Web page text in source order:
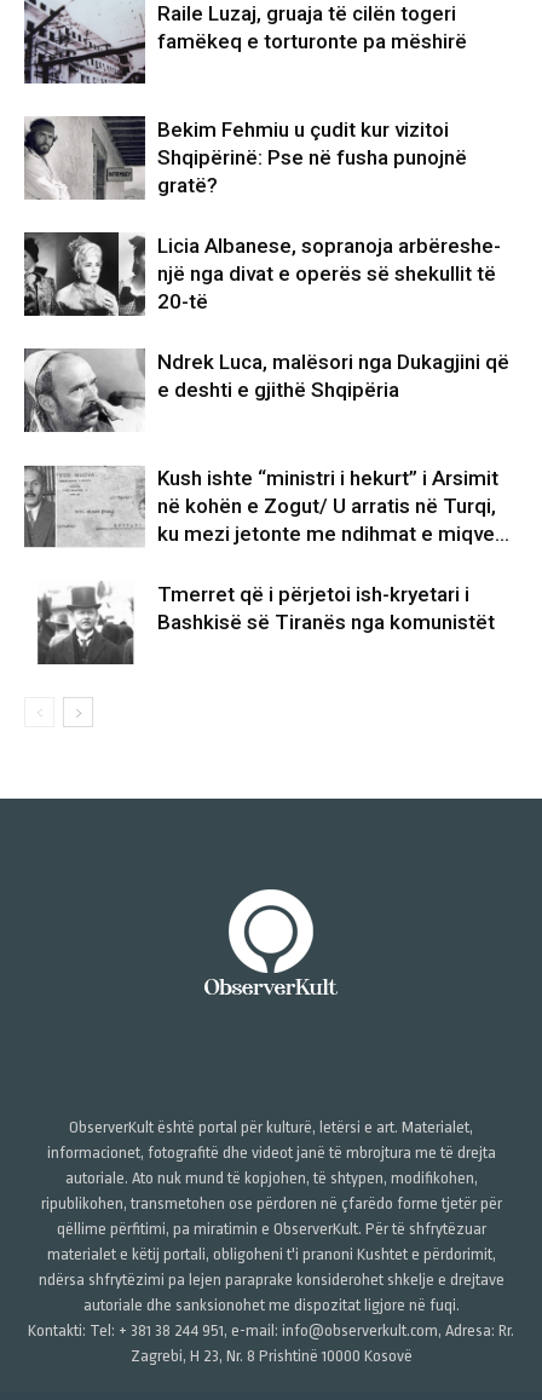
Raile Luzaj, gruaja të cilën togeri
famëkeq e torturonte pa mëshirë
Bekim Fehmiu u çudit kur vizitoi
Shqipërinë: Pse në fusha punojnë
gratë?
Licia Albanese, sopranoja arbëreshe-
një nga divat e operës së shekullit të
20-të
Ndrek Luca, malësori nga Dukagjini që
e deshti e gjithë Shqipëria
Kush ishte “ministri i hekurt” i Arsimit
në kohën e Zogut/ U arratis në Turqi,
ku mezi jetonte me ndihmat e miqve…
Tmerret që i përjetoi ish-kryetari i
Bashkisë së Tiranës nga komunistët
ObserverKult është portal për kulturë, letërsi e art. Materialet,
informacionet, fotografitë dhe videot janë të mbrojtura me të drejta
autoriale. Ato nuk mund të kopjohen, të shtypen, modifikohen,
ripublikohen, transmetohen ose përdoren në çfarëdo forme tjetër për
qëllime përfitimi, pa miratimin e ObserverKult. Për të shfrytëzuar
materialet e këtij portali, obligoheni t'i pranoni Kushtet e përdorimit,
ndërsa shfrytëzimi pa lejen paraprake konsiderohet shkelje e drejtave
autoriale dhe sanksionohet me dispozitat ligjore në fuqi.
Kontakti: Tel: + 381 38 244 951, e-mail: info@observerkult.com, Adresa: Rr.
Zagrebi, H 23, Nr. 8 Prishtinë 10000 Kosovë